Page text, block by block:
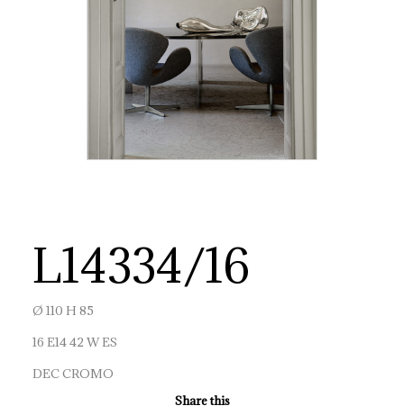
L14334/16
Ø 110 H 85
16 E14 42 W ES
DEC CROMO
Share this